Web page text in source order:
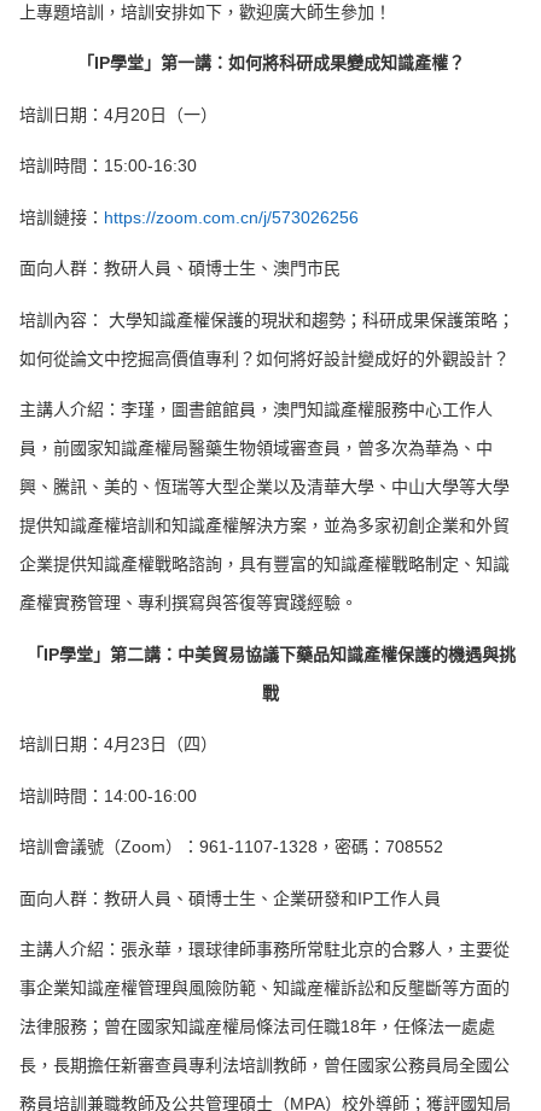
上專題培訓，培訓安排如下，歡迎廣大師生參加！
「 IP學堂」 第一講：如何將科研成果變成知識產權？
培訓日期：4月20日（一）
培訓時間：15:00-16:30
培訓鏈接： https://zoom.com.cn/j/573026256
面向人群：教研人員、碩博士生、澳門市民
培訓內容： 大學知識產權保護的現狀和趨勢；科研成果保護策略；
如何從論文中挖掘高價值專利？如何將好設計變成好的外觀設計？
主講人介紹：李瑾，圖書館館員，澳門知識產權服務中心工作人
員，前國家知識產權局醫藥生物領域審查員，曾多次為華為、中
興、騰訊、美的、恆瑞等大型企業以及清華大學、中山大學等大學
提供知識產權培訓和知識產權解決方案，並為多家初創企業和外貿
企業提供知識產權戰略諮詢，具有豐富的知識產權戰略制定、知識
產權實務管理、專利撰寫與答復等實踐經驗。
「 IP學堂」 第二講：中美貿易協議下藥品知識產權保護的機遇與挑
戰
培訓日期：4月23日（四）
培訓時間：14:00-16:00
培訓會議號（Zoom）：961-1107-1328，密碼：708552
面向人群：教研人員、碩博士生、企業研發和IP工作人員
主講人介紹：張永華，環球律師事務所常駐北京的合夥人，主要從
事企業知識産權管理與風險防範、知識産權訴訟和反壟斷等方面的
法律服務；曾在國家知識産權局條法司任職18年，任條法一處處
長，長期擔任新審查員專利法培訓教師，曾任國家公務員局全國公
務員培訓兼職教師及公共管理碩士（MPA）校外導師；獲評國知局